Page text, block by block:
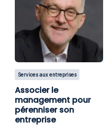
Services aux entreprises
Associer le
management pour
pérenniser son
entreprise